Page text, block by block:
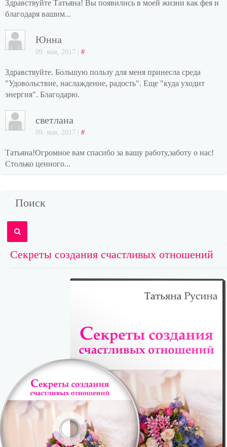
Здравствуйте Татьяна! Вы появились в моей жизни как фея и
благодаря вашим...
Юнна
09. мая, 2017 | #
Здравствуйте. Большую пользу для меня принесла среда
"Удовольствие, наслаждение, радость". Еще "куда уходит
энергия". Благодарю.
светлана
09. мая, 2017 | #
Татьяна!Огромное вам спасибо за вашу работу,заботу о нас!
Столько ценного...
Поиск
Секреты создания счастливых отношений